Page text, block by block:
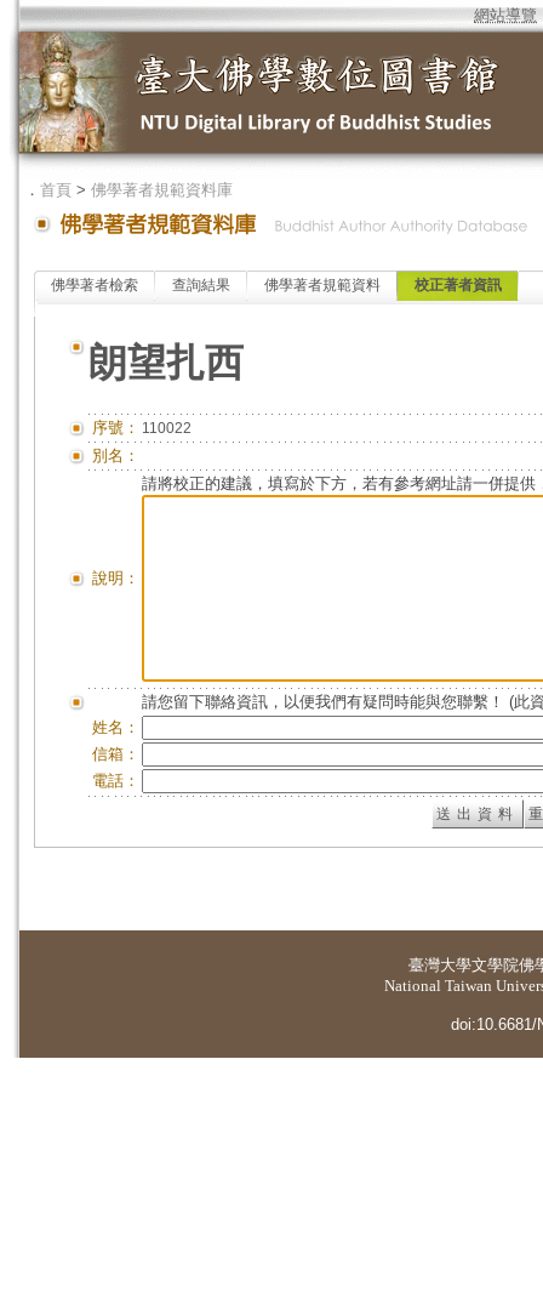
網站導覽
． 首頁 > 佛學著者規範資料庫
佛學著者檢索 查詢結果 佛學著者規範資料 校正著者資訊
朗望扎西
序號： 110022
別名：
說明：
請將校正的建議，填寫於下方，若有參考網址請一併提供
請您留下聯絡資訊，以便我們有疑問時能與您聯繫！ (此
姓名：
信箱：
電話：
臺灣大學文學院佛
National Taiwan
doi:10.6681/